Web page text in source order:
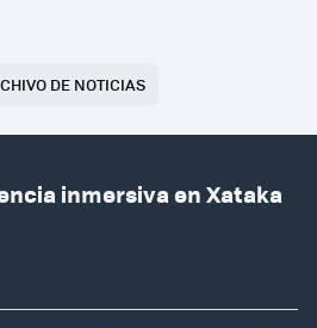
DE NOTICIAS
inmersiva en Xataka